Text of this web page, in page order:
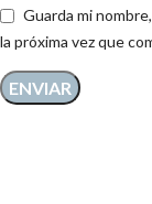
Guarda mi
la próxima vez que